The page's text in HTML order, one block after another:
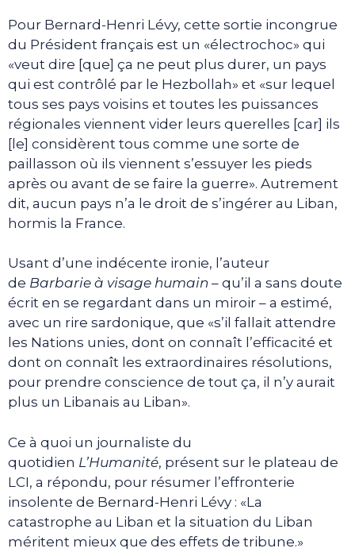
Pour Bernard-Henri Lévy, cette sortie incongrue
du Président français est un «électrochoc» qui
«veut dire [que] ça ne peut plus durer, un pays
qui est contrôlé par le Hezbollah» et «sur lequel
tous ses pays voisins et toutes les puissances
régionales viennent vider leurs querelles [car] ils
[le] considèrent tous comme une sorte de
paillasson où ils viennent s’essuyer les pieds
après ou avant de se faire la guerre». Autrement
dit, aucun pays n’a le droit de s’ingérer au Liban,
hormis la France.
Usant d’une indécente ironie, l’auteur
de Barbarie à visage humain – qu’il a sans doute
écrit en se regardant dans un miroir – a estimé,
avec un rire sardonique, que «s’il fallait attendre
les Nations unies, dont on connaît l’efficacité et
dont on connaît les extraordinaires résolutions,
pour prendre conscience de tout ça, il n’y aurait
plus un Libanais au Liban».
Ce à quoi un journaliste du
quotidien L’Humanité, présent sur le plateau de
LCI, a répondu, pour résumer l’effronterie
insolente de Bernard-Henri Lévy : «La
catastrophe au Liban et la situation du Liban
méritent mieux que des effets de tribune.»